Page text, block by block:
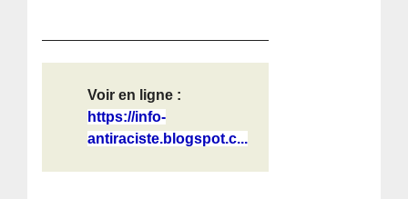
Voir en ligne :
https://info-
antiraciste.blogspot.c...